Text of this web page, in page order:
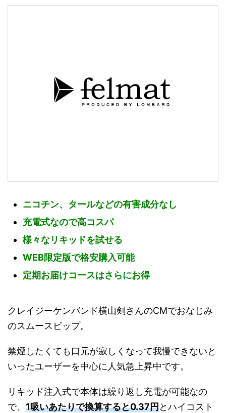
ニコチン、タールなどの有害成分なし
充電式なので高コスパ
様々なリキッドを試せる
WEB限定版で格安購入可能
定期お届けコースはさらにお得
クレイジーケンバンド横山剣さんのCMでおなじみ
のスムースビップ。
禁煙したくても口元が寂しくなって我慢できないと
いったユーザーを中心に人気急上昇中です。
リキッド注入式で本体は繰り返し充電が可能なの
で、 1吸いあたりで換算すると0.37円とハイコスト